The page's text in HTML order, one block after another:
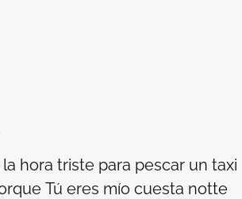
hora triste para pescar un taxi
Tú eres mío cuesta notte